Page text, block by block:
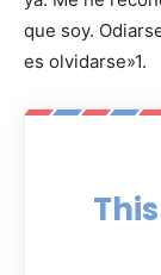
que soy.
es olvidarse»1.